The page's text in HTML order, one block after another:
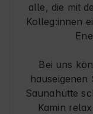
alle, die mit
Kolleg:innen
Bei uns
Saunahütte
Kamin